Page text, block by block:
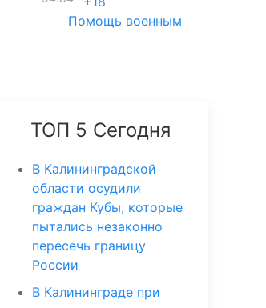
Помощь военным
ТОП 5 Сегодня
В Калининградской
области осудили
граждан Кубы, которые
пытались незаконно
пересечь границу
России
В Калининграде при